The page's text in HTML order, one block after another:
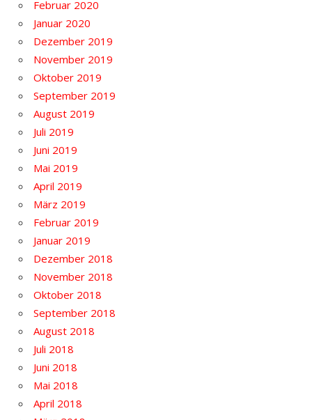
Februar 2020
Januar 2020
Dezember 2019
November 2019
Oktober 2019
September 2019
August 2019
Juli 2019
Juni 2019
Mai 2019
April 2019
März 2019
Februar 2019
Januar 2019
Dezember 2018
November 2018
Oktober 2018
September 2018
August 2018
Juli 2018
Juni 2018
Mai 2018
April 2018